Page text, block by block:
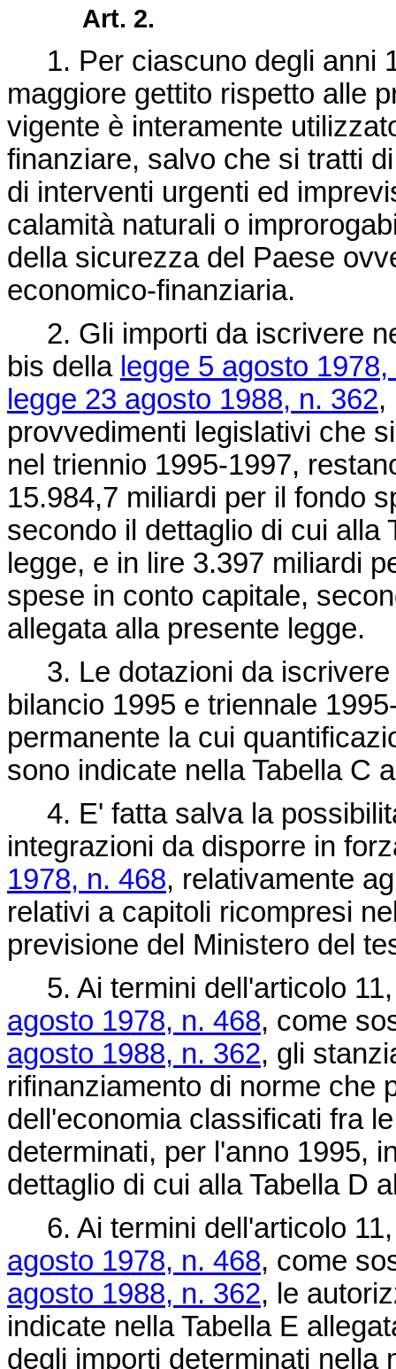
Art. 2.
1. Per ciascuno degli anni
maggiore gettito rispetto alle
vigente è interamente
finanziare, salvo che si tratti
di interventi urgenti ed
calamità naturali o
della sicurezza del Paese
economico-finanziaria.
2. Gli importi da iscrivere
bis della legge 5 agosto
legge 23 agosto 1988, n. 362,
provvedimenti legislativi che
nel triennio 1995-1997,
15.984,7 miliardi per il fondo
secondo il dettaglio di cui alla
legge, e in lire 3.397 miliardi
spese in conto capitale,
allegata alla presente legge.
3. Le dotazioni da iscrivere
bilancio 1995 e triennale
permanente la cui
sono indicate nella Tabella C
4. E' fatta salva la
integrazioni da disporre in
1978, n. 468, relativamente
relativi a capitoli ricompresi
previsione del Ministero del
5. Ai termini dell'articolo
agosto 1978, n. 468, come
agosto 1988, n. 362, gli
rifinanziamento di norme che
dell'economia classificati fra
determinati, per l'anno 1995,
dettaglio di cui alla Tabella D
6. Ai termini dell'articolo
agosto 1978, n. 468, come
agosto 1988, n. 362, le
indicate nella Tabella E
degli importi determinati nella